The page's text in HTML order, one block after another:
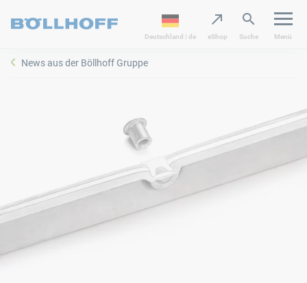
Deutschland | de eShop Suche Menü
News aus der Böllhoff Gruppe